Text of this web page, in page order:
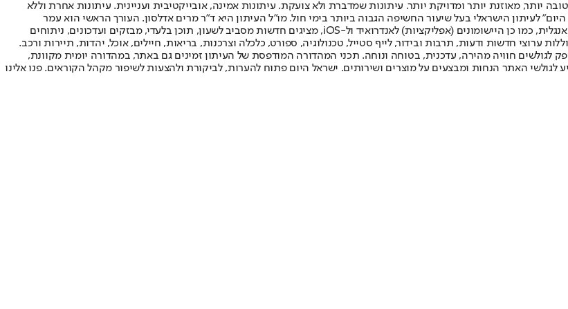
יותר, מאוזנת יותר ומדויקת יותר. עיתונות שמדברת ולא צועקת. עיתונות אמינה, אובייקטיבית ועניינית. עיתונות אחרת וללא
הראשונה פורסמה ב-30 ביולי 2007, וב-2010 הפך "ישראל היום" לעיתון הישראלי בעל שיעור החשיפה הגבוה ביותר בימי חול. מו"ל העיתון היא ד"ר מרים אדלסון. העורך הראשי הוא עמר
לחמנוביץ, והעורך המייסד הוא עמוס רגב. אתרי האינטרנט של "ישראל היום" בעברית ובאנגלית, כמו כן היישומונים (אפליקציות) לאנדרואיד ול-iOS, מציגים חדשות מסביב לשעון, תוכן בלעדי, מבזקים ועדכונים, ניתוחים
ערוצי חדשות ודעות, תרבות ובידור, לייף סטייל, טכנולוגיה, ספורט, כלכלה וצרכנות, בריאות, חיילים, אוכל, יהדות, תיירות ורכב.
לגולשים חוויה מהירה, עדכנית, בטוחה ונוחה. תכני המהדורה המודפסת של העיתון זמינים גם באתר, במהדורה יומית מקוונת,
האתר הנחות ומבצעים על מוצרים ושירותים. ישראל היום פתוח להערות, לביקורת ולהצעות לשיפור מקהל הקוראים. פנו אלינו